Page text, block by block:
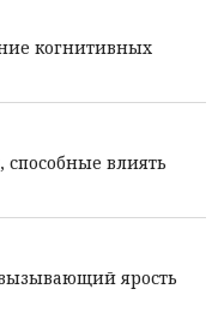
когнитивных
влиять
ярость